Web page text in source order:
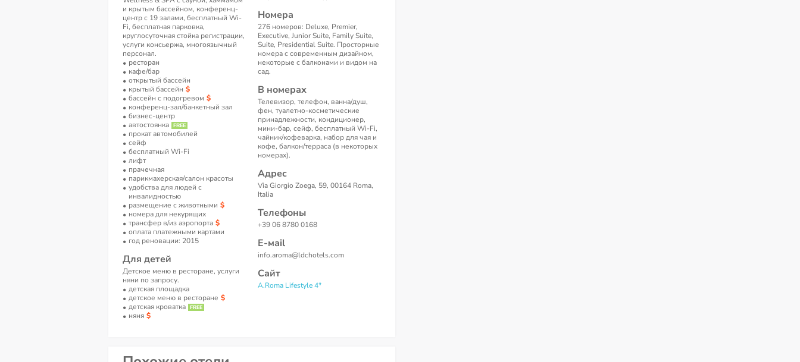
и крытым бассейном, конференц-
центр с 19 залами, бесплатный Wi-
Fi, бесплатная парковка,
круглосуточная стойка регистрации,
услуги консьержа, многоязычный
персонал.
ресторан
кафе/бар
открытый бассейн
крытый бассейн
бассейн с подогревом
конференц-зал/банкетный зал
бизнес-центр
автостоянка
прокат автомобилей
сейф
бесплатный Wi-Fi
лифт
прачечная
парикмахерская/салон красоты
удобства для людей с
инвалидностью
размещение с животными
номера для некурящих
трансфер в/из аэропорта
оплата платежными картами
год реновации: 2015
Для детей
Детское меню в ресторане, услуги
няни по запросу.
детская площадка
детское меню в ресторане
детская кроватка
няня
Номера
276 номеров: Deluxe, Premier,
Executive, Junior Suite, Family Suite,
Suite, Presidential Suite. Просторные
номера с современным дизайном,
некоторые с балконами и видом на
сад.
В номерах
Телевизор, телефон, ванна/душ,
фен, туалетно-косметические
принадлежности, кондиционер,
мини-бар, сейф, бесплатный Wi-Fi,
чайник/кофеварка, набор для чая и
кофе, балкон/терраса (в некоторых
номерах).
Адрес
Via Giorgio Zoega, 59, 00164 Roma,
Italia
Телефоны
+39 06 8780 0168
Е-маil
info.aroma@ldchotels.com
Сайт
A.Roma Lifestyle 4*